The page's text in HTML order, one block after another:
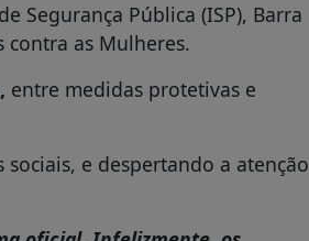
Segurança Pública (ISP), Barra
contra as Mulheres.
entre medidas protetivas e
e despertando a atenção